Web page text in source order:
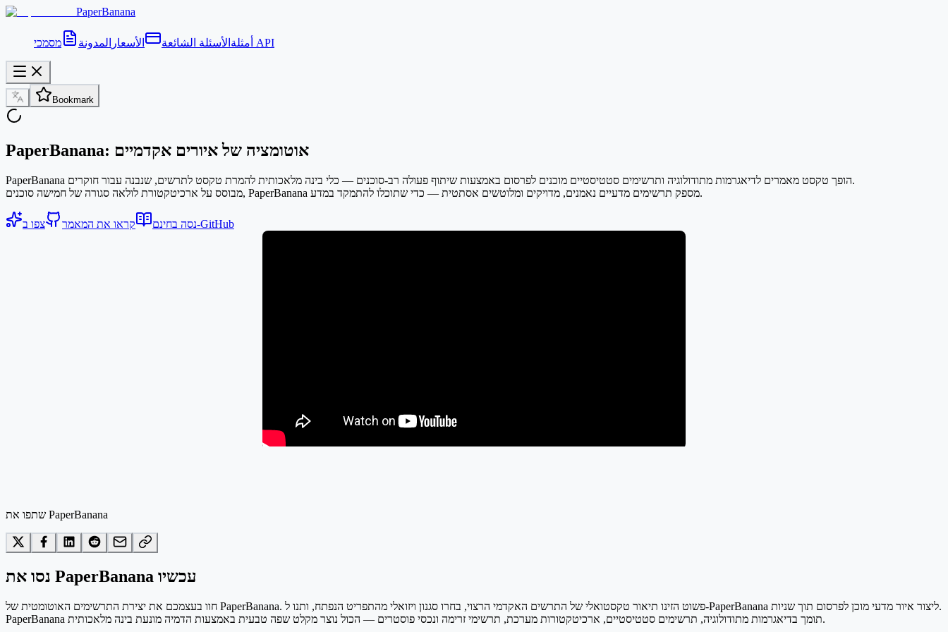
PaperBanana
أمثلة الأسئلة الشائعة الأسعار المدونة מסמכי API
Bookmark
PaperBanana: אוטומציה של איורים אקדמיים
PaperBanana הופך טקסט מאמרים לדיאגרמות מתודולוגיה ותרשימים סטטיסטיים מוכנים לפרסום באמצעות שיתוף פעולה רב-סוכנים — כלי בינה מלאכותית להמרת טקסט לתרשים, שנבנה עבור חוקרים.
מבוסס על ארכיטקטורת לולאה סגורה של חמישה סוכנים, PaperBanana מספק תרשימים מדעיים נאמנים, מדויקים ומלוטשים אסתטית — כדי שתוכלו להתמקד במדע.
נסה בחינם קראו את המאמר צפו ב-GitHub
שתפו את PaperBanana
נסו את PaperBanana עכשיו
חוו בעצמכם את יצירת התרשימים האוטומטית של PaperBanana. פשוט הזינו תיאור טקסטואלי של התרשים האקדמי הרצוי, בחרו סגנון ויזואלי מהתפריט הנפתח, ותנו ל-PaperBanana ליצור איור מדעי מוכן לפרסום תוך שניות.
PaperBanana תומך בדיאגרמות מתודולוגיה, תרשימים סטטיסטיים, ארכיטקטורות מערכת, תרשימי זרימה ונכסי פוסטרים — הכול נוצר מקלט שפה טבעית באמצעות הדמיה מונעת בינה מלאכותית.